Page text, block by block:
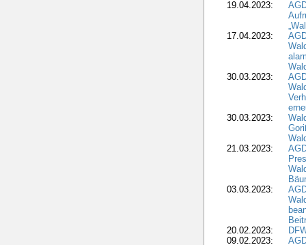
19.04.2023:
17.04.2023:
30.03.2023:
30.03.2023:
21.03.2023:
03.03.2023:
20.02.2023:
09.02.2023: